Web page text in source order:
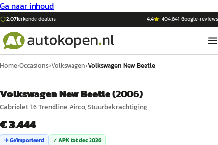
Ga naar inhoud
2.071erkende dealers 4,4 ·404.841 Google-reviews
Home›Occasions›Volkswagen›Volkswagen New Beetle
Volkswagen New Beetle(2006)
Cabriolet 1.6 Trendline Airco, Stuurbekrachtiging
€ 3.444
✈ Geïmporteerd ✓ APK totdec 2026